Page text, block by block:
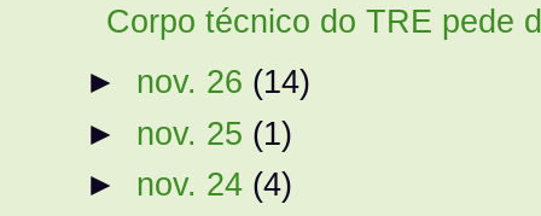
Corpo técnico do TRE pede
► nov. 26 (14)
► nov. 25 (1)
► nov. 24 (4)